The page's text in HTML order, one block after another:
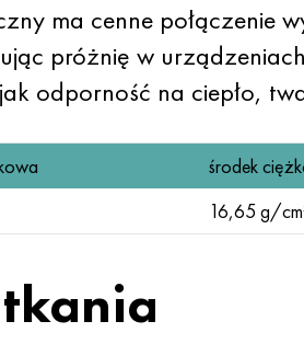
ma cenne połączenie
próżnię w
odporność na ciepło,
środek
16,65 g/